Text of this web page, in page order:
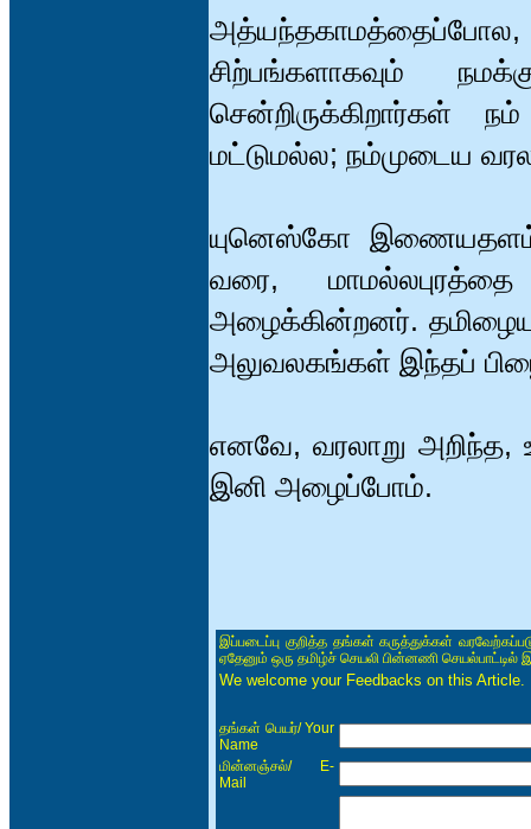
அத்யந்தகாமத்தைப்போல,
சிற்பங்களாகவும்
சென்றிருக்கிறார்கள்
மட்டுமல்ல; நம்முடைய
யுனெஸ்கோ இணையதளம்
வரை,
அழைக்கின்றனர்.
அலுவலகங்கள் இந்தப்
எனவே, வரலாறு
இனி அழைப்போம்.
இப்படைப்பு குறித்த தங்கள் கருத்துக்கள்
ஏதேனும் ஒரு தமிழ்ச் செயலி பின்னணி செயல்பாட்டில்
We welcome your Feedbacks on this
தங்கள் பெயர்/ Your
Name
மின்னஞ்சல்/ E-
Mail